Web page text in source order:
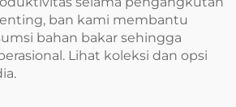
ban kami membantu
bahan bakar sehingga
Lihat koleksi dan opsi